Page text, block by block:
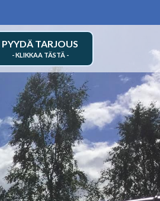
PYYDÄ TARJOUS